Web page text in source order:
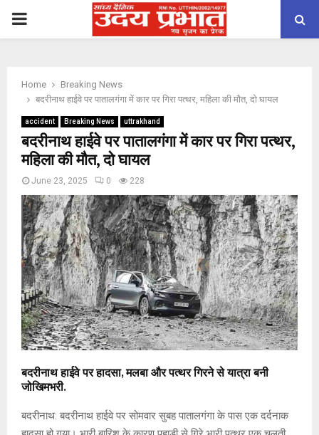
PRIMARY
Home
Breaking News
बदरीनाथ हाईवे पर पातालगंगा में कार पर गिरा पत्थर, महिला की मौत, दो घायल
accident Breaking News uttrakhand
बदरीनाथ हाईवे पर पातालगंगा में कार पर गिरा पत्थर,
महिला की मौत, दो घायल
June 23, 2025 0 228
बदरीनाथ हाईवे पर हादसा, मलबा और पत्थर गिरने से यात्रा बनी
जोखिमभरी.
बदरीनाथ: बदरीनाथ हाईवे पर सोमवार सुबह पातालगंगा के पास एक दर्दनाक